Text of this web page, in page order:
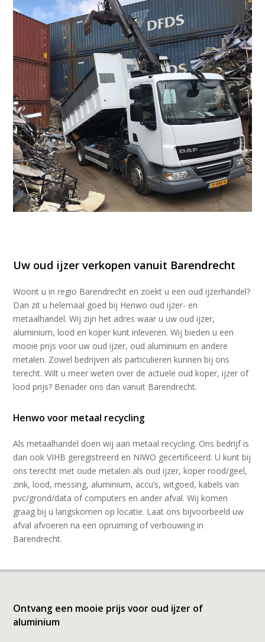
Uw oud ijzer verkopen vanuit Barendrecht
Woont u in regio Barendrecht en zoekt u een oud ijzerhandel?
Dan zit u helemaal goed bij Henwo oud ijzer- en
metaalhandel. Wij zijn het adres waar u uw oud ijzer,
aluminium, lood en koper kunt inleveren. Wij bieden u een
mooie prijs voor uw oud ijzer, oud aluminium en andere
metalen. Zowel bedrijven als particulieren kunnen bij ons
terecht. Wilt u meer weten over de actuele oud koper, ijzer of
lood prijs? Benader ons dan vanuit Barendrecht.
Henwo voor metaal recycling
Als metaalhandel doen wij aan metaal recycling. Ons bedrijf is
dan ook VIHB geregistreerd en NIWO gecertificeerd. U kunt bij
ons terecht met oude metalen als oud ijzer, koper rood/geel,
zink, lood, messing, aluminium, accu’s, witgoed, kabels van
pvc/grond/data of computers en ander afval. Wij komen
graag bij u langskomen op locatie. Laat ons bijvoorbeeld uw
afval afvoeren na een opruiming of verbouwing in
Barendrecht.
Ontvang een mooie prijs voor oud ijzer of
aluminium